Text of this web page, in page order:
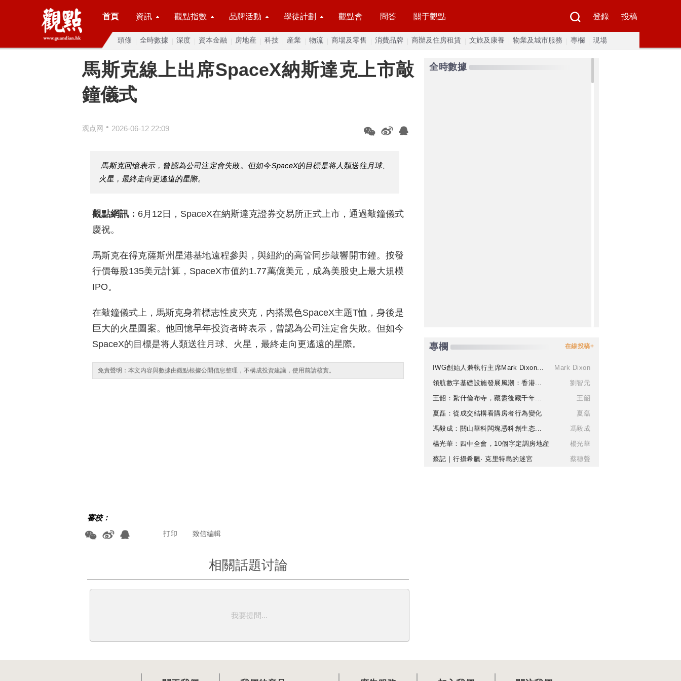
首頁 資訊 觀點指數 品牌活動 學徒計劃 觀點會 問答 關于觀點 登錄 投稿
頭條 全時數據 深度 資本金融 房地産 科技 産業 物流 商場及零售 消費品牌 商辦及住房租賃 文旅及康養 物業及城市服務 專欄 現場
馬斯克線上出席SpaceX納斯達克上市敲
鐘儀式
观点网 • 2026-06-12 22:09
馬斯克回憶表示，曾認為公司注定會失敗。但如今SpaceX的目標是将人類送往月球、
火星，最終走向更遙遠的星際。
觀點網訊： 6月12日，SpaceX在納斯達克證券交易所正式上市，通過敲鐘儀式
慶祝。
馬斯克在得克薩斯州星港基地遠程參與，與紐約的高管同步敲響開市鐘。按發
行價每股135美元計算，SpaceX市值約1.77萬億美元，成為美股史上最大規模
IPO。
在敲鐘儀式上，馬斯克身着標志性皮夾克，内搭黑色SpaceX主題T恤，身後是
巨大的火星圖案。他回憶早年投資者時表示，曾認為公司注定會失敗。但如今
SpaceX的目標是将人類送往月球、火星，最終走向更遙遠的星際。
免責聲明：本文内容與數據由觀點根據公開信息整理，不構成投資建議，使用前請核實。
審校：
致信編輯
打印
相關話題讨論
我要提問...
全時數據
專欄 在線投稿+
IWG創始人兼執行主席Mark Dixon...
Mark Dixon
領航數字基礎設施發展風潮：香港...
劉智元
王韶：紮什倫布寺，藏盡後藏千年...
王韶
夏磊：從成交結構看購房者行為變化
夏磊
馮毅成：關山華科闆塊憑科創生态...
馮毅成
楊光華：四中全會，10個字定調房地産
楊光華
蔡記｜行攝希臘· 克里特島的迷宮
蔡穗聲